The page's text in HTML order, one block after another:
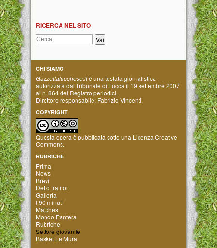
RICERCA NEL SITO
CHI SIAMO
Gazzettalucchese.itè una testata giornalistica
autorizzata dal Tribunale di Lucca il 19 settembre 2007
al n. 864 del Registro periodici.
Direttore responsabile: Fabrizio Vincenti.
COPYRIGHT
Questa opera è pubblicata sotto una Licenza Creative
Commons.
RUBRICHE
Prima
News
Brevi
Detto tra noi
Galleria
I 90 minuti
Matches
Mondo Pantera
Rubriche
Settore giovanile
Basket Le Mura